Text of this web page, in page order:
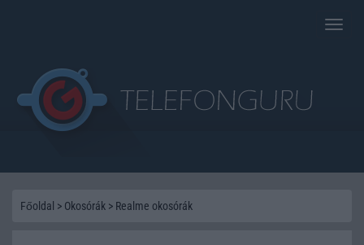
Toggle
Főoldal > Okosórák > Realme okosórák